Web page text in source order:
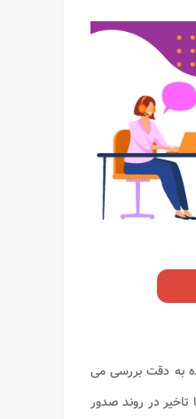
به دقت بررسی می
تاخیر در روند صدور